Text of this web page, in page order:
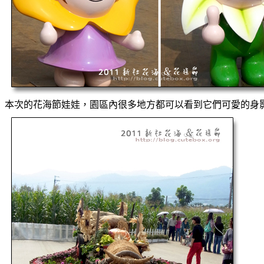
本次的花海節娃娃，園區內很多地方都可以看到它們可愛的身